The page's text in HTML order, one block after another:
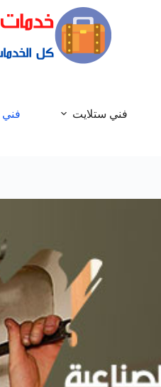
فني ستلايت